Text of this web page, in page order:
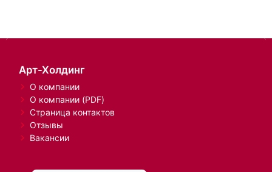
Арт-Холдинг
О компании
О компании (PDF)
Страница контактов
Отзывы
Вакансии